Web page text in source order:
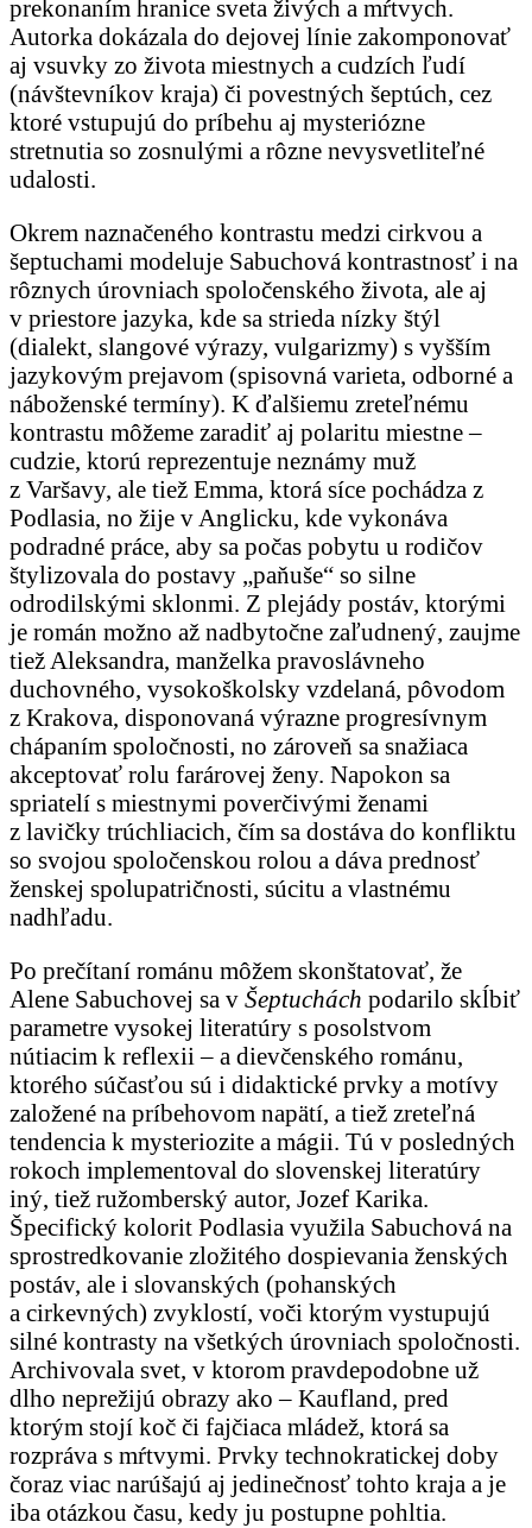
prekonaním hranice sveta živých a mŕtvych.
Autorka dokázala do dejovej línie zakomponovať
aj vsuvky zo života miestnych a cudzích ľudí
(návštevníkov kraja) či povestných šeptúch, cez
ktoré vstupujú do príbehu aj mysteriózne
stretnutia so zosnulými a rôzne nevysvetliteľné
udalosti.
Okrem naznačeného kontrastu medzi cirkvou a
šeptuchami modeluje Sabuchová kontrastnosť i na
rôznych úrovniach spoločenského života, ale aj
v priestore jazyka, kde sa strieda nízky štýl
(dialekt, slangové výrazy, vulgarizmy) s vyšším
jazykovým prejavom (spisovná varieta, odborné a
náboženské termíny). K ďalšiemu zreteľnému
kontrastu môžeme zaradiť aj polaritu miestne –
cudzie, ktorú reprezentuje neznámy muž
z Varšavy, ale tiež Emma, ktorá síce pochádza z
Podlasia, no žije v Anglicku, kde vykonáva
podradné práce, aby sa počas pobytu u rodičov
štylizovala do postavy „paňuše“ so silne
odrodilskými sklonmi. Z plejády postáv, ktorými
je román možno až nadbytočne zaľudnený, zaujme
tiež Aleksandra, manželka pravoslávneho
duchovného, vysokoškolsky vzdelaná, pôvodom
z Krakova, disponovaná výrazne progresívnym
chápaním spoločnosti, no zároveň sa snažiaca
akceptovať rolu farárovej ženy. Napokon sa
spriatelí s miestnymi poverčivými ženami
z lavičky trúchliacich, čím sa dostáva do konfliktu
so svojou spoločenskou rolou a dáva prednosť
ženskej spolupatričnosti, súcitu a vlastnému
nadhľadu.
Po prečítaní románu môžem skonštatovať, že
Alene Sabuchovej sa v Šeptuchách podarilo skĺbiť
parametre vysokej literatúry s posolstvom
nútiacim k reflexii – a dievčenského románu,
ktorého súčasťou sú i didaktické prvky a motívy
založené na príbehovom napätí, a tiež zreteľná
tendencia k mysteriozite a mágii. Tú v posledných
rokoch implementoval do slovenskej literatúry
iný, tiež ružomberský autor, Jozef Karika.
Špecifický kolorit Podlasia využila Sabuchová na
sprostredkovanie zložitého dospievania ženských
postáv, ale i slovanských (pohanských
a cirkevných) zvyklostí, voči ktorým vystupujú
silné kontrasty na všetkých úrovniach spoločnosti.
Archivovala svet, v ktorom pravdepodobne už
dlho neprežijú obrazy ako – Kaufland, pred
ktorým stojí koč či fajčiaca mládež, ktorá sa
rozpráva s mŕtvymi. Prvky technokratickej doby
čoraz viac narúšajú aj jedinečnosť tohto kraja a je
iba otázkou času, kedy ju postupne pohltia.